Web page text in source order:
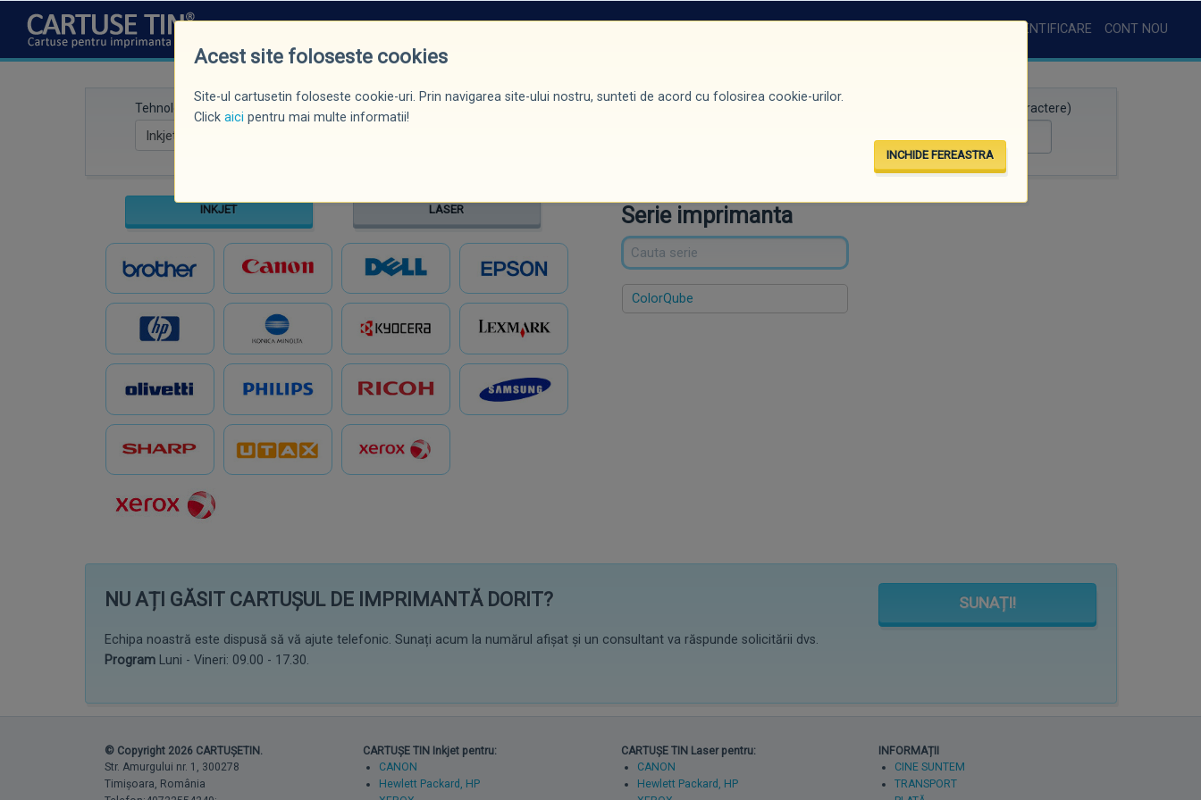
AUTENTIFICARE CONT NOU
Tehnologie Marcă imprimantă Căutare rapidă (minim 3 caractere)
INKJET LASER Serie imprimanta
ColorQube
NU AȚI GĂSIT CARTUȘUL DE IMPRIMANTĂ DORIT?
Echipa noastră este dispusă să vă ajute telefonic. Sunați acum la numărul afișat și un consultant va răspunde solicitării dvs.
Program Luni - Vineri: 09.00 - 17.30.
SUNAȚI!
Acest site foloseste cookies
Site-ul cartusetin foloseste cookie-uri. Prin navigarea site-ului nostru, sunteti de acord cu folosirea cookie-urilor.
Clickaici pentru mai multe informatii!
INCHIDE FEREASTRA
© Copyright 2026 CARTUȘETIN.
Str. Amurgului nr. 1, 300278
Timișoara, România
CARTUȘE TIN Inkjet pentru:
CANON
Hewlett Packard, HP
CARTUȘE TIN Laser pentru:
CANON
Hewlett Packard, HP
INFORMAȚII
CINE SUNTEM
TRANSPORT